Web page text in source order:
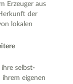
Erzeuger aus
der
lokalen
ihre selbst-
eigenen